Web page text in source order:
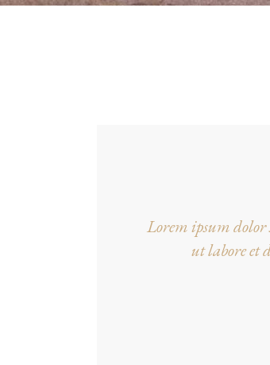
Lorem ipsum dolor
ut labore et